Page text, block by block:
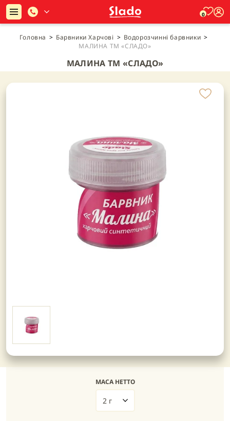
0
Головна > Барвники Харчові > Водорозчинні барвники >
МАЛИНА ТМ «СЛАДО»
МАЛИНА ТМ «СЛАДО»
МАСА НЕТТО
2 г